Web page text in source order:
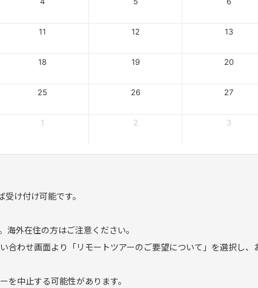
11 12 13
18 19 20
25 26 27
1 2 3
受け付け可能です。
海外在住の方はご注意ください。
合わせ画面より「リモートツアーのご要望について」を選択し
を中止する可能性があります。